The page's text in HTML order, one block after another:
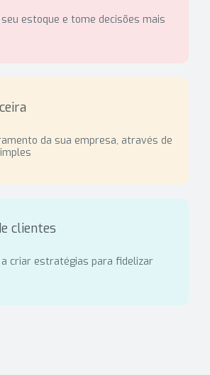
seu estoque e tome decisões mais
da sua empresa, através de
clientes
criar estratégias para fidelizar